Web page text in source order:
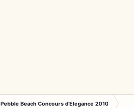
Pebble Beach Concours d'Elegance 2010